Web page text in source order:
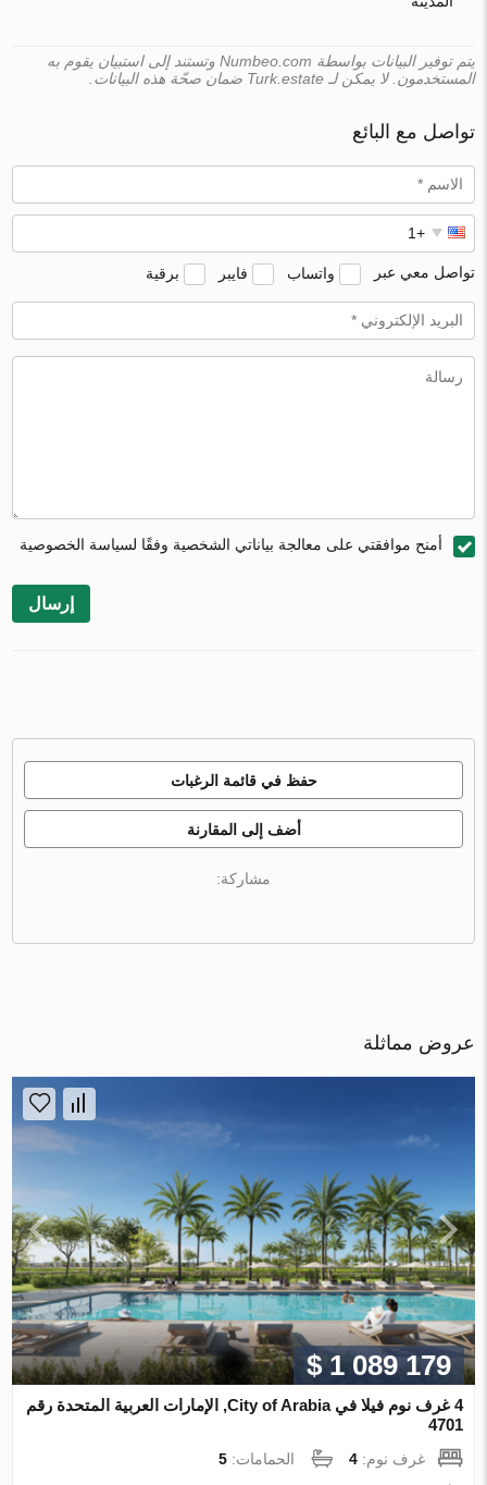
يتم توفير البيانات بواسطة Numbeo.com وتستند إلى استبيان يقوم به
المستخدمون. لا يمكن لـ Turk.estate ضمان صحّة هذه البيانات.
تواصل مع البائع
تواصل معي عبر واتساب فايبر برقية
أمنح موافقتي على معالجة بياناتي الشخصية وفقًا لسياسة الخصوصية
إرسال
حفظ في قائمة الرغبات
أضف إلى المقارنة
مشاركة:
عروض مماثلة
$ 1 089 179
4 غرف نوم فيلا في City of Arabia, الإمارات العربية المتحدة رقم
4701
غرف نوم:4 الحمامات:5